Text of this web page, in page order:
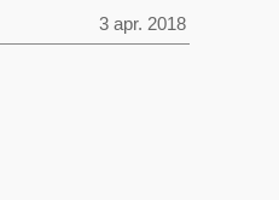
3 apr. 2018